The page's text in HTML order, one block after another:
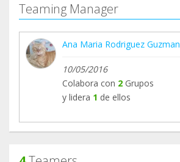
Teaming Manager
Ana Maria Rodriguez Guzman
10/05/2016
Colabora con 2 Grupos
y lidera 1 de ellos